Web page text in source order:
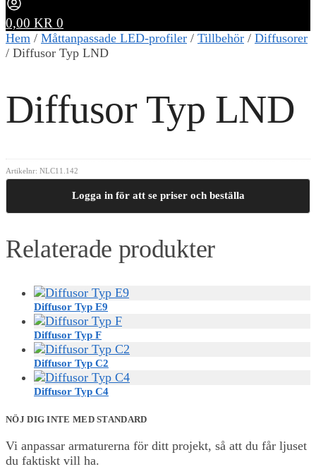
0,00 KR 0
Hem / Måttanpassade LED-profiler / Tillbehör / Diffusorer
/ Diffusor Typ LND
Diffusor Typ LND
Artikelnr: NLC11.142
Logga in för att se priser och beställa
Relaterade produkter
Diffusor Typ E9
Diffusor Typ F
Diffusor Typ C2
Diffusor Typ C4
NÖJ DIG INTE MED STANDARD
Vi anpassar armaturerna för ditt projekt, så att du får ljuset
du faktiskt vill ha.